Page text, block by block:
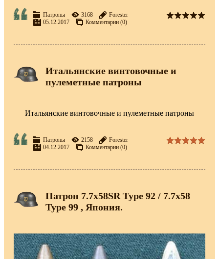
Патроны 3168
Forester
05.12.2017
Комментарии (0)
Итальянские винтовочные и
пулеметные патроны
Итальянские винтовочные и пулеметные патроны
Патроны 2158
Forester
04.12.2017
Комментарии (0)
Патрон 7.7x58SR Type 92 / 7.7x58
Type 99 , Япония.